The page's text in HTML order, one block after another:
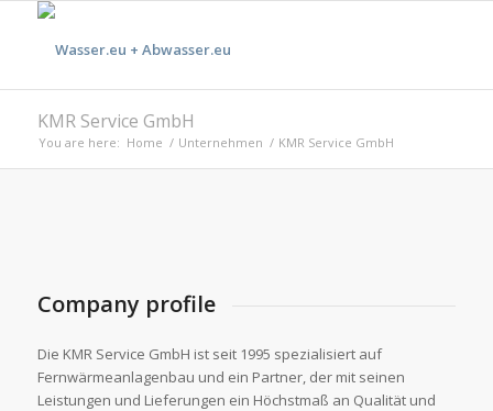
KMR Service GmbH
You are here: Home / Unternehmen / KMR Service GmbH
Company profile
Die KMR Service GmbH ist seit 1995 spezialisiert auf
Fernwärmeanlagenbau und ein Partner, der mit seinen
Leistungen und Lieferungen ein Höchstmaß an Qualität und